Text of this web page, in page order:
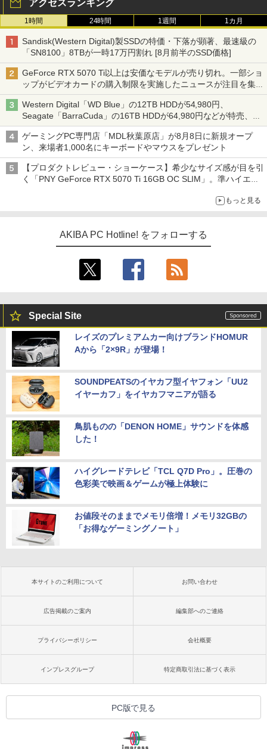
アクセスランキング
1時間 24時間 1週間 1カ月
Sandisk(Western Digital)製SSDの特価・下落が顕著、最速級の
「SN8100」8TBが一時17万円割れ [8月前半のSSD価格]
GeForce RTX 5070 Ti以上は安価なモデルが売り切れ。一部ショ
ップがビデオカードの購入制限を実施したニュースが注目を集め
る AKIBA PC Hotline! 先週のアクセスランキング 26年7月27日～
26年8月3日
Western Digital「WD Blue」の12TB HDDが54,980円、
Seagate「BarraCuda」の16TB HDDが64,980円などが特売、
NAS・ビジネス向けは上昇傾向 [8月前半のHDD価格]
ゲーミングPC専門店「MDL秋葉原店」が8月8日に新規オープ
ン、来場者1,000名にキーボードやマウスをプレゼント
【プロダクトレビュー・ショーケース】希少なサイズ感が目を引
く「PNY GeForce RTX 5070 Ti 16GB OC SLIM」。準ハイエン
もっと見る
AKIBA PC Hotline! をフォローする
Special Site
レイズのプレミアムカー向けブランドHOMUR
Aから「2×9R」が登場！
SOUNDPEATSのイヤカフ型イヤフォン「UU2
イヤーカフ」をイヤカフマニアが語る
鳥肌ものの「DENON HOME」サウンドを体感
した！
ハイグレードテレビ「TCL Q7D Pro」。圧巻の
色彩美で映画＆ゲームが極上体験に
お値段そのままでメモリ倍増！メモリ32GBの
「お得なゲーミングノート」
本サイトのご利用について お問い合わせ
広告掲載のご案内 編集部へのご連絡
プライバシーポリシー 会社概要
インプレスグループ 特定商取引法に基づく表示
PC版で見る